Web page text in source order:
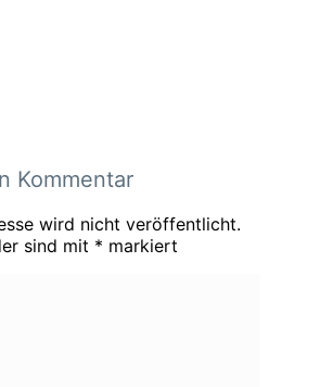
Kommentar
wird nicht veröffentlicht.
sind mit * markiert